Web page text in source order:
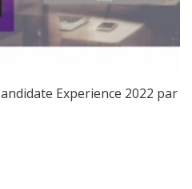
Experience 2022 par